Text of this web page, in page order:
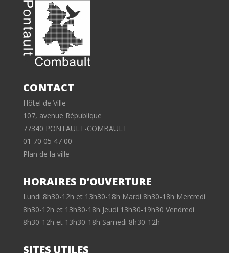
CONTACT
Hôtel de Ville
107, avenue République
77340 PONTAULT-COMBAULT
01 70 05 47 00
Plan de la ville
HORAIRES D’OUVERTURE
Lundi 8h30-12h et 13h30-18h Mardi 8h30-18h Mercredi
8h30-12h et 13h30-18h Jeudi 13h30-19h30 Vendredi
8h30-12h et 13h30-18h Samedi 8h30-12h
SITES UTILES